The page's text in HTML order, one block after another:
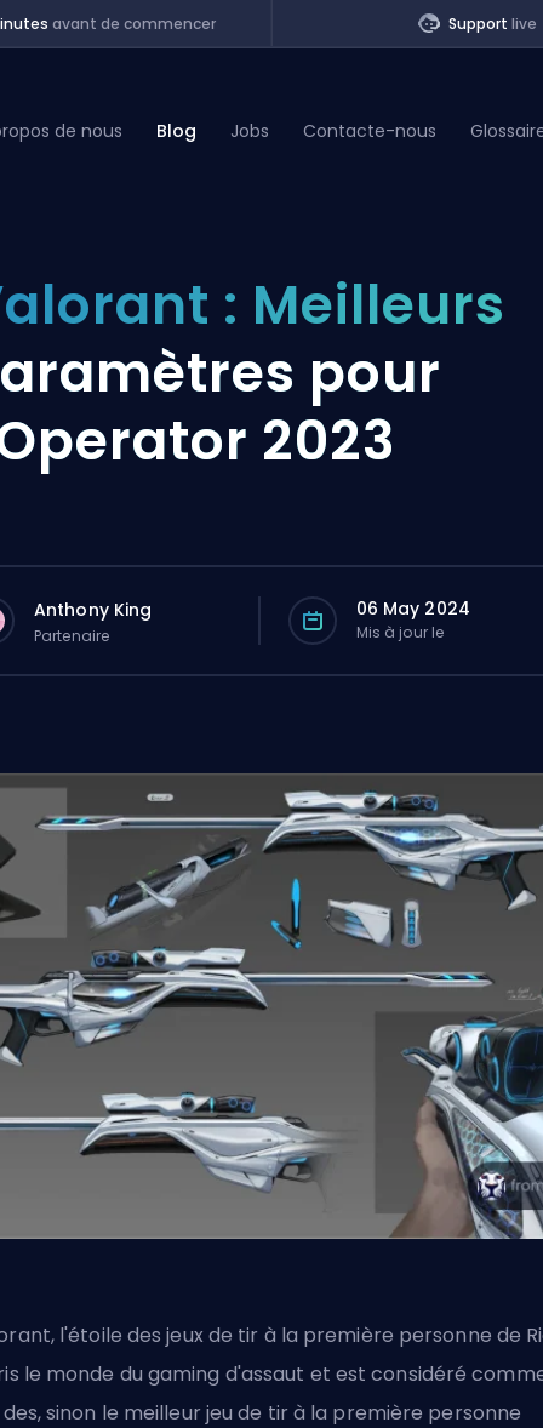
avant de commencer Support live
de nous Blog Jobs Contacte-nous
: Meilleurs
pour
2023
Anthony King
Partenaire
06 May 2024
Mis à jour le
l'étoile des jeux de tir à la première personne de
le monde du gaming d'assaut et est considéré
sinon le meilleur jeu de tir à la première personne